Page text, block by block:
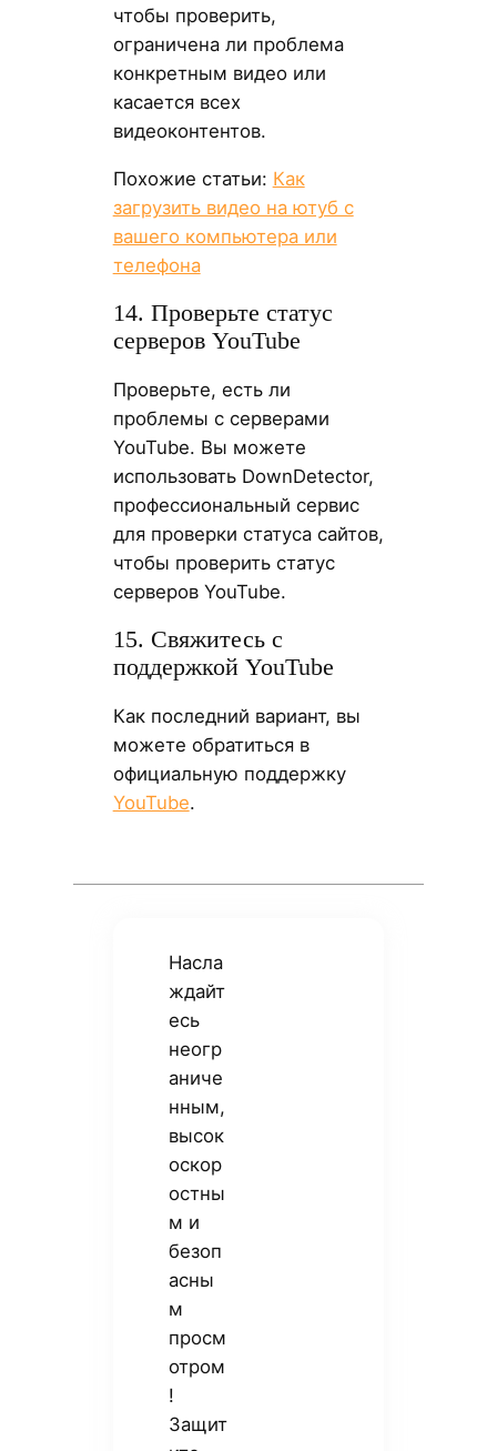
чтобы проверить,
ограничена ли проблема
конкретным видео или
касается всех
видеоконтентов.
Похожие статьи: Как
загрузить видео на ютуб с
вашего компьютера или
телефона
14. Проверьте статус
серверов YouTube
Проверьте, есть ли
проблемы с серверами
YouTube. Вы можете
использовать DownDetector,
профессиональный сервис
для проверки статуса сайтов,
чтобы проверить статус
серверов YouTube.
15. Свяжитесь с
поддержкой YouTube
Как последний вариант, вы
можете обратиться в
официальную поддержку
YouTube.
Насла
ждайт
есь
неогр
аниче
нным,
высок
оскор
остны
м и
безоп
асны
м
просм
отром
!
Защит